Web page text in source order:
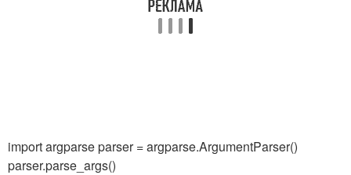
import argparse parser = argparse.ArgumentParser()
parser.parse_args()